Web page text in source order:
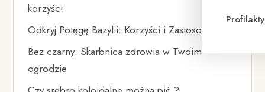
korzyści
Odkryj Potęgę Bazylii: Korzyści i Zastosowania
Bez czarny: Skarbnica zdrowia w Twoim
ogrodzie